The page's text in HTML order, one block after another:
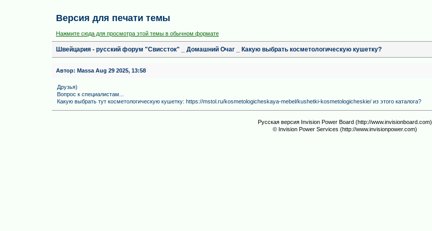
Версия для печати темы
Нажмите сюда для просмотра этой темы в обычном формате
Швейцария - русский форум "Свиссток" _ Домашний Очаг _ Какую выбрать косметологическую кушетку?
Автор: MassaAug 29 2025, 13:58
Друзья)
Вопрос к специалистам...
Какую выбрать тут косметологическую кушетку: https://mstol.ru/kosmetologicheskaya-mebel/kushetki-kosmetologicheskie/ из этого каталога?
Русская версия Invision Power Board (http://www.invisionboard.com)
© Invision Power Services (http://www.invisionpower.com)